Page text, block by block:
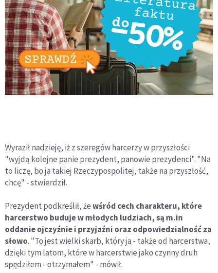
Wyraził nadzieję, iż z szeregów harcerzy w przyszłości
"wyjdą kolejne panie prezydent, panowie prezydenci". "Na
to liczę, bo ja takiej Rzeczypospolitej, także na przyszłość,
chcę" - stwierdził.
Prezydent podkreślił, żewśród cech charakteru, które
harcerstwo buduje w młodych ludziach, są m.in
oddanie ojczyźnie i przyjaźni oraz odpowiedzialność za
słowo. "To jest wielki skarb, który ja - także od harcerstwa,
dzięki tym latom, które w harcerstwie jako czynny druh
spędziłem - otrzymałem" - mówił.